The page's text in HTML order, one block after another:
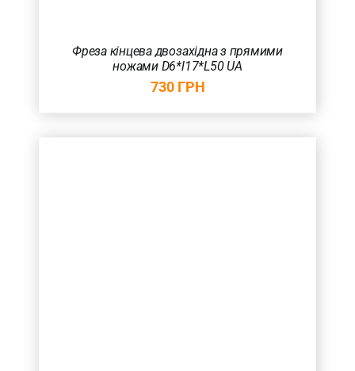
Фреза кінцева двозахідна з прямими
ножами D6*l17*L50 UA
730 ГРН